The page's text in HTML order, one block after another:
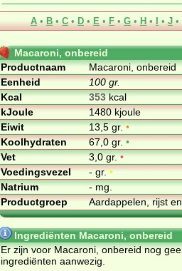
A • B • C • D • E • F • G • H • I • J •
Macaroni, onbereid
Productnaam
Macaroni, onbereid
Eenheid
100 gr.
Kcal
353kcal
kJoule
1480 kjoule
Eiwit
13,5 gr.•
Koolhydraten
67,0 gr.•
Vet
3,0 gr.•
Voedingsvezel
- gr.•
Natrium
- mg.
Productgroep
Aardappelen, rijst
Ingrediënten Macaroni, onbereid
Er zijn voor Macaroni, onbereid nog
ingrediënten aanwezig.